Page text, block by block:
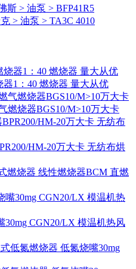
斯 > 油泵 > BFP41R5
> 油泵 > TA3C 4010
1：40 燃烧器 量大从优
燃烧器BGS10/M>10万大卡
HM-20万大卡 无纺布烘
线性燃烧器BCM 直燃
30mg CGN20/LX 模温机热风